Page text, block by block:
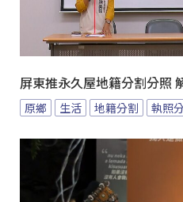
屏東推永久屋地籍分割分照
原鄉 生活 地籍分割 執照